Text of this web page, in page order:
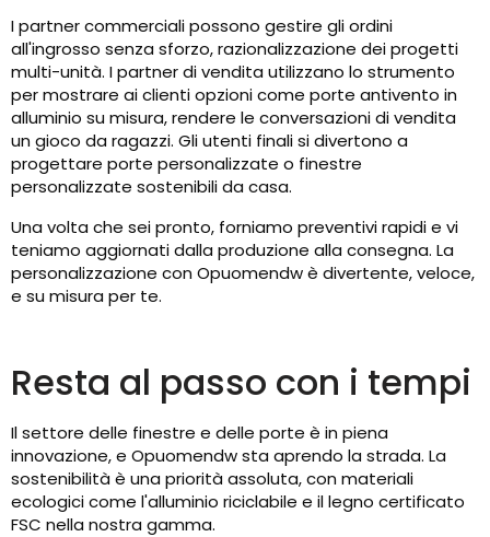
I partner commerciali possono gestire gli ordini
all'ingrosso senza sforzo, razionalizzazione dei progetti
multi-unità. I partner di vendita utilizzano lo strumento
per mostrare ai clienti opzioni come porte antivento in
alluminio su misura, rendere le conversazioni di vendita
un gioco da ragazzi. Gli utenti finali si divertono a
progettare porte personalizzate o finestre
personalizzate sostenibili da casa.
Una volta che sei pronto, forniamo preventivi rapidi e vi
teniamo aggiornati dalla produzione alla consegna. La
personalizzazione con Opuomendw è divertente, veloce,
e su misura per te.
Resta al passo con i tempi
Il settore delle finestre e delle porte è in piena
innovazione, e Opuomendw sta aprendo la strada. La
sostenibilità è una priorità assoluta, con materiali
ecologici come l'alluminio riciclabile e il legno certificato
FSC nella nostra gamma.